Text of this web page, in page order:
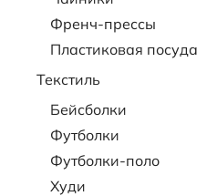
Френч-прессы
Пластиковая посуда
Текстиль
Бейсболки
Футболки
Футболки-поло
Худи